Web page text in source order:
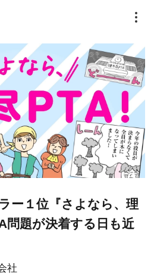
社
ー１位『さよなら、理
問題が決着する日も近